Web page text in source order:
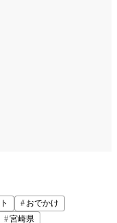
おでかけ
宮崎県